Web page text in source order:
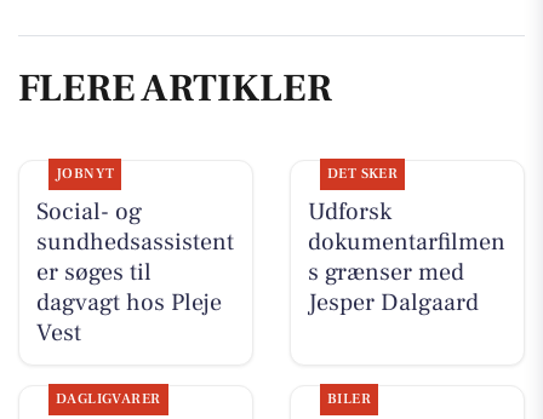
FLERE ARTIKLER
JOBNYT
Social- og
sundhedsassistent
er søges til
dagvagt hos Pleje
Vest
DET SKER
Udforsk
dokumentarfilmen
s grænser med
Jesper Dalgaard
DAGLIGVARER BILER